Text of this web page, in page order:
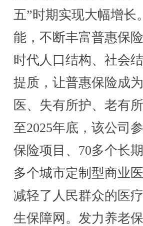
五”时期实现大幅增长
能，不断丰富普惠保
时代人口结构、社会
提质，让普惠保险成
医、失有所护、老有
至2025年底，该公司
保险项目、70多个长
多个城市定制型商业
减轻了人民群众的医
生保障网。发力养老